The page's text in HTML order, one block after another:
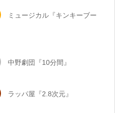
ミュージカル『キンキーブー
中野劇団『10分間』
ラッパ屋『2.8次元』